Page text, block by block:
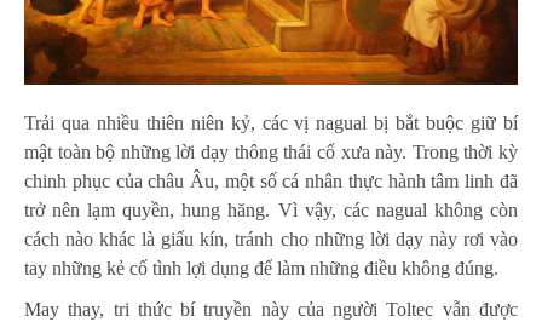
Trải qua nhiều thiên niên kỷ, các vị nagual bị bắt buộc giữ bí
mật toàn bộ những lời dạy thông thái cổ xưa này. Trong thời kỳ
chinh phục của châu Âu, một số cá nhân thực hành tâm linh đã
trở nên lạm quyền, hung hăng. Vì vậy, các nagual không còn
cách nào khác là giấu kín, tránh cho những lời dạy này rơi vào
tay những kẻ cố tình lợi dụng để làm những điều không đúng.
May thay, tri thức bí truyền này của người Toltec vẫn được